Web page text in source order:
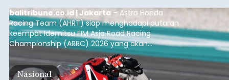
balitribune.co.id | Jakarta – Astra Honda
Racing Team (AHRT) siap menghadapi putaran
keempat Idemitsu FIM Asia Road Racing
Championship (ARRC) 2026 yang akan
berlangsung di Pertamina Mandalika
International Circuit, Lombok, Nusa Tenggara
Barat, pada 7–9 Agustus 2026.
Nasional